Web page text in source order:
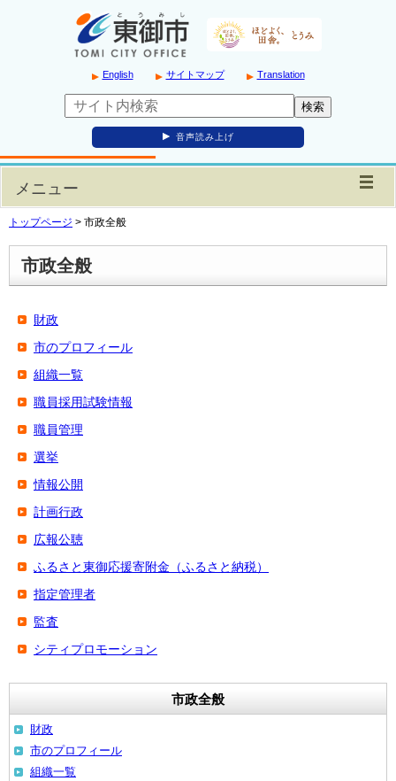
English サイトマップ Translation
音声読み上げ
メニュー
トップページ > 市政全般
市政全般
財政
市のプロフィール
組織一覧
職員採用試験情報
職員管理
選挙
情報公開
計画行政
広報公聴
ふるさと東御応援寄附金（ふるさと納税）
指定管理者
監査
シティプロモーション
市政全般
財政
市のプロフィール
組織一覧